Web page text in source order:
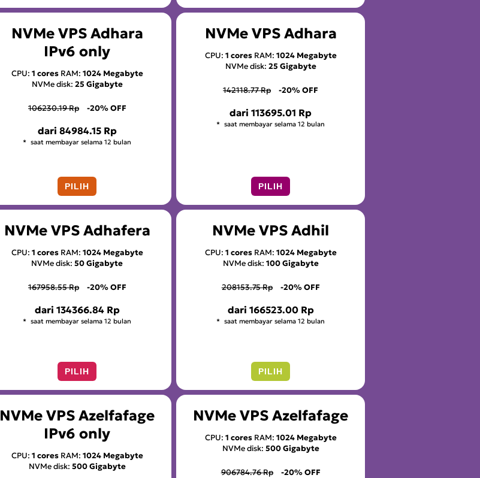
NVMe VPS Adhara
IPv6 only
CPU: 1 coresRAM: 1024 Megabyte
NVMe disk: 25 Gigabyte
106230.19 Rp -20% OFF
dari 84984.15 Rp
saat membayar selama 12 bulan
PILIH
NVMe VPS Adhara
CPU: 1 coresRAM: 1024 Megabyte
NVMe disk: 25 Gigabyte
142118.77 Rp -20% OFF
dari113695.01 Rp
saat membayar selama 12 bulan
PILIH
NVMe VPS Adhafera
CPU: 1 coresRAM: 1024 Megabyte
NVMe disk:50 Gigabyte
167958.55 Rp -20% OFF
dari 134366.84 Rp
saat membayar selama 12 bulan
PILIH
NVMe VPS Adhil
CPU: 1 coresRAM: 1024 Megabyte
NVMe disk: 100 Gigabyte
208153.75 Rp -20% OFF
dari 166523.00 Rp
saat membayar selama 12 bulan
PILIH
NVMe VPS Azelfafage
IPv6 only
CPU: 1 coresRAM: 1024 Megabyte
NVMe disk: 500 Gigabyte
NVMe VPS Azelfafage
CPU: 1 coresRAM: 1024 Megabyte
NVMe disk: 500 Gigabyte
906784.76 Rp -20% OFF